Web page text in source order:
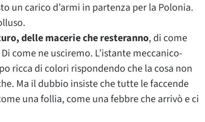
un carico d’armi in partenza per la Polonia.
delle macerie che resteranno, di come
come ne usciremo. L’istante meccanico-
ricca di colori rispondendo che la cosa non
Ma il dubbio insiste che tutte le faccende
una follia, come una febbre che arrivò e ci